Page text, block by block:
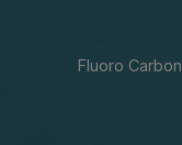
Fluoro Carbon